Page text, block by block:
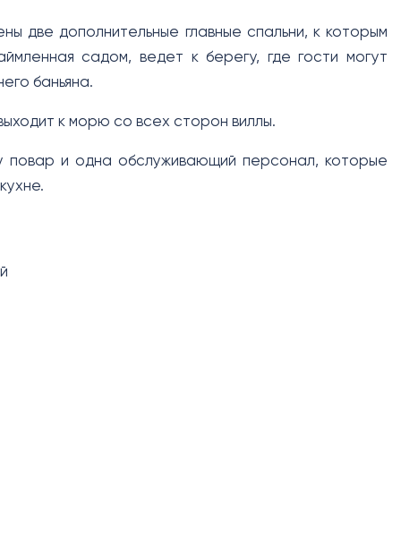
две дополнительные главные спальни, к которым
садом, ведет к берегу, где гости могут
баньяна.
к морю со всех сторон виллы.
повар и одна обслуживающий персонал, которые